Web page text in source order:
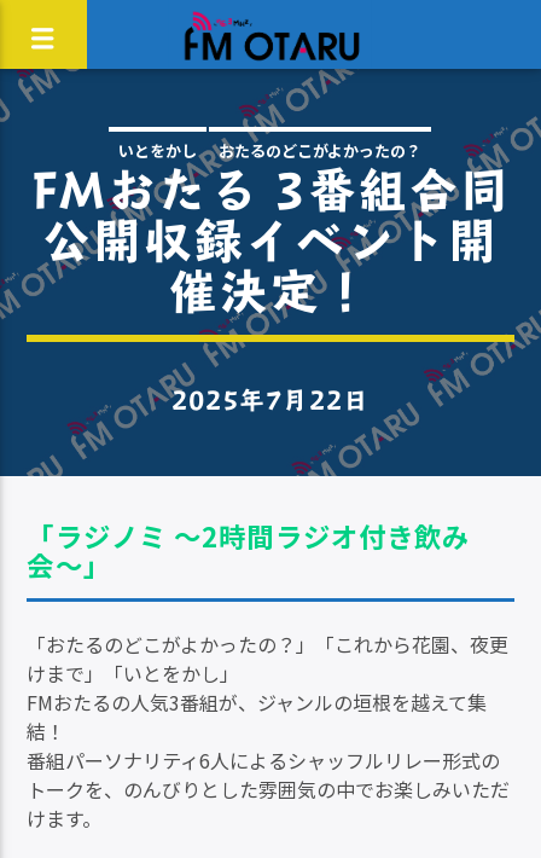
いとをかし
おたるのどこがよかったの？
これから花園、夜更けまで・・・
トピックス
FMおたる 3番組合同
公開収録イベント開
催決定！
2025年7月22日
「ラジノミ 〜2時間ラジオ付き飲み
会〜」
「おたるのどこがよかったの？」「これから花園、夜更
けまで」「いとをかし」
FMおたるの人気3番組が、ジャンルの垣根を越えて集
結！
番組パーソナリティ6人によるシャッフルリレー形式の
トークを、のんびりとした雰囲気の中でお楽しみいただ
けます。